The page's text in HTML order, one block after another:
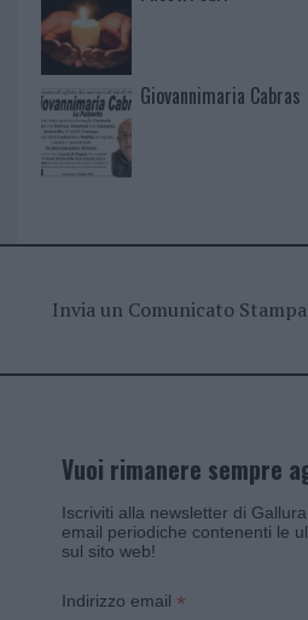
Giovannimaria Cabras
Invia un Comunicato Stampa
Vuoi rimanere sempre
Iscriviti alla newsletter di
email periodiche contenenti le
sul sito web!
Indirizzo email *